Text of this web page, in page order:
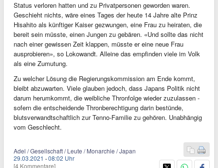
Status verloren hatten und zu Privatpersonen geworden waren.
Geschieht nichts, wäre eines Tages der heute 14 Jahre alte Prinz
Hisahito als künftiger Kaiser gezwungen, eine Frau zu heiraten, die
bereit sein müsste, einen Jungen zu gebären. «Und sollte das nicht
nach einer gewissen Zeit klappen, müsste er eine neue Frau
ausprobieren», so Lokowandt. Alleine das empfinden viele im Volk
als eine Zumutung.
Zu welcher Lösung die Regierungskommission am Ende kommt,
bleibt abzuwarten. Viele glauben jedoch, dass Japans Politik nicht
darum herumkommt, die weibliche Thronfolge wieder zuzulassen -
sofern die entscheidende Thronberechtigung darin bestünde,
blutsverwandtschaftlich zur Tenno-Familie zu gehören. Unabhängig
vom Geschlecht.
Adel / Gesellschaft / Leute / Monarchie / Japan
29.03.2021 ·08:02 Uhr
[4 Kommentare]